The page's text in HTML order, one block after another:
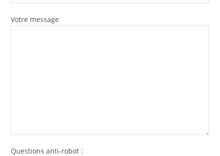
Votre message
Questions anti-robot :